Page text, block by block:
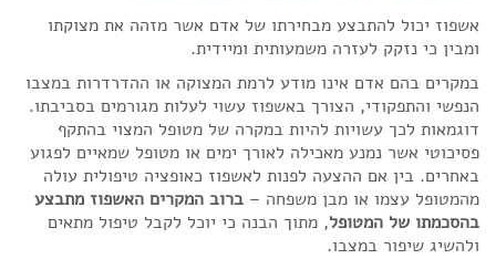
אשפוז יכול להתבצע מבחירתו של אדם אשר מזהה את מצוקתו
ומבין כי נזקק לעזרה משמעותית ומיידית.
במקרים בהם אדם אינו מודע לרמת המצוקה או ההדרדרות במצבו
הנפשי והתפקודי, הצורך באשפוז עשוי לעלות מגורמים בסביבתו.
דוגמאות לכך עשויות להיות במקרה של מטופל המצוי בהתקף
פסיכוטי אשר נמנע מאכילה לאורך ימים או מטופל שמאיים לפגוע
באחרים. בין אם ההצעה לפנות לאשפוז כאופציה טיפולית עולה
מהמטופל עצמו או מבן משפחה – ברוב המקרים האשפוז מתבצע
בהסכמתו של המטופל, מתוך הבנה כי יוכל לקבל טיפול מתאים
ולהשיג שיפור במצבו.